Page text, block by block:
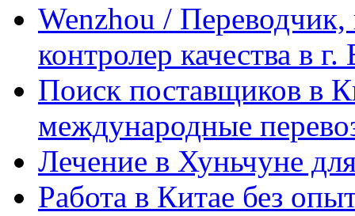
Wenzhou / Переводчик,
контролер качества в
Поиск поставщиков в
международные
Лечение в Хуньчуне
Работа в Китае без